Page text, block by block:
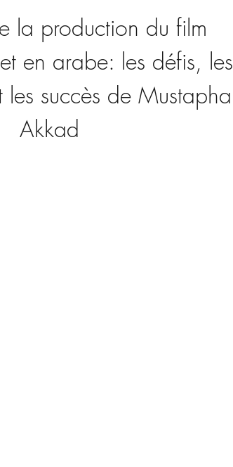
la production du film
en arabe: les défis, les
les succès de Mustapha
Akkad